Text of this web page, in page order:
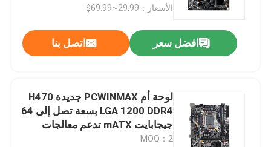
العاشرة والعاشرة
الأسعار：29.99~69.99$
افضل سعر اتصل بنا
لوحة أم PCWINMAX جديدة H470
LGA 1200 DDR4 بسعة تصل إلى 64
جيجابايت mATX تدعم معالجات
الجيل العاشر والحادي عشر
MOQ：2